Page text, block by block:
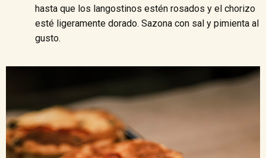
hasta que los langostinos estén rosados y el chorizo
esté ligeramente dorado. Sazona con sal y pimienta al
gusto.